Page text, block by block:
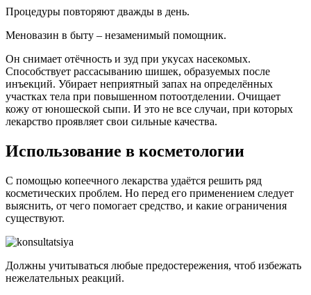
Процедуры повторяют дважды в день.
Меновазин в быту – незаменимый помощник.
Он снимает отёчность и зуд при укусах насекомых.
Способствует рассасыванию шишек, образуемых после
инъекций. Убирает неприятный запах на определённых
участках тела при повышенном потоотделении. Очищает
кожу от юношеской сыпи. И это не все случаи, при которых
лекарство проявляет свои сильные качества.
Использование в косметологии
С помощью копеечного лекарства удаётся решить ряд
косметических проблем. Но перед его применением следует
выяснить, от чего помогает средство, и какие ограничения
существуют.
Должны учитываться любые предостережения, чтоб избежать
нежелательных реакций.